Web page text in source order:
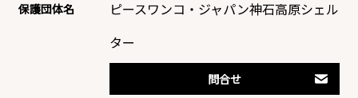
保護団体名
ピースワンコ・ジャパン神石高原シェル
ター
問合せ